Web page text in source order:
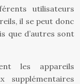
utilisateurs
il se peut donc
que d’autres sont
les appareils
supplémentaires